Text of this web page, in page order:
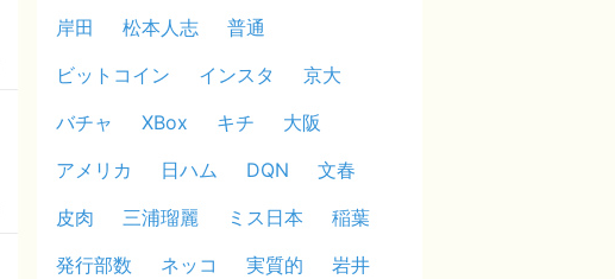
岸田
松本人志
普通
ビットコイン
インスタ
京大
バチャ
XBox キチ
大阪
アメリカ
日ハム DQN
文春
皮肉
三浦瑠麗 ミス日本
稲葉
発行部数
ネッコ 実質的
岩井